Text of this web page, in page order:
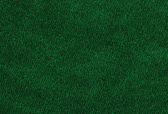
Contatti
366087
in contatto